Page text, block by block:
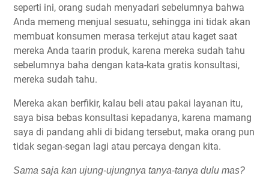
seperti ini, orang sudah menyadari sebelumnya bahwa
Anda memeng menjual sesuatu, sehingga ini tidak akan
membuat konsumen merasa terkejut atau kaget saat
mereka Anda taarin produk, karena mereka sudah tahu
sebelumnya baha dengan kata-kata gratis konsultasi,
mereka sudah tahu.
Mereka akan berfikir, kalau beli atau pakai layanan itu,
saya bisa bebas konsultasi kepadanya, karena mamang
saya di pandang ahli di bidang tersebut, maka orang pun
tidak segan-segan lagi atau percaya dengan kita.
Sama saja kan ujung-ujungnya tanya-tanya dulu mas?